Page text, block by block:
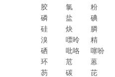
胶
氯 粉
磷
盐 碘
硅
炔 膦
溴
嘌呤 精
硒
吡咯 噻吩
环
苊 蒽
芴
碳 芘